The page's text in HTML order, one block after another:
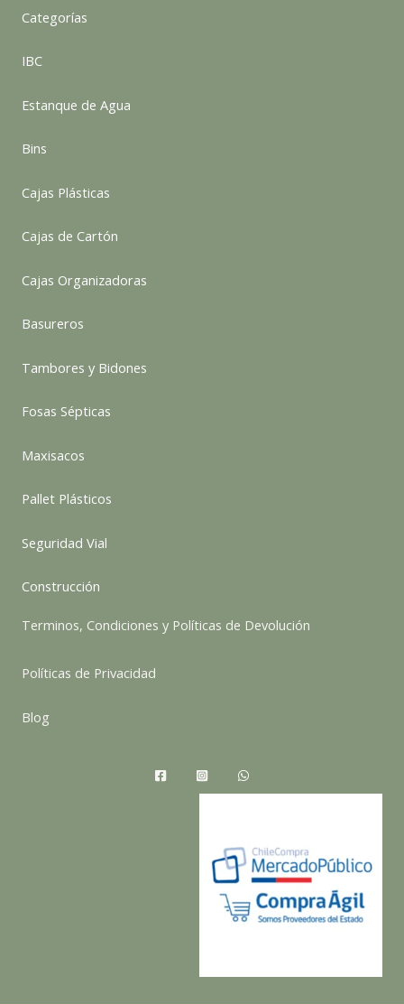
Categorías
IBC
Estanque de Agua
Bins
Cajas Plásticas
Cajas de Cartón
Cajas Organizadoras
Basureros
Tambores y Bidones
Fosas Sépticas
Maxisacos
Pallet Plásticos
Seguridad Vial
Construcción
Terminos, Condiciones y Políticas de Devolución
Políticas de Privacidad
Blog